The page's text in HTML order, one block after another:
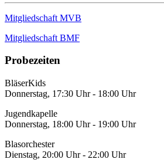
Mitgliedschaft MVB
Mitgliedschaft BMF
Probezeiten
BläserKids
Donnerstag, 17:30 Uhr - 18:00 Uhr
Jugendkapelle
Donnerstag, 18:00 Uhr - 19:00 Uhr
Blasorchester
Dienstag, 20:00 Uhr - 22:00 Uhr